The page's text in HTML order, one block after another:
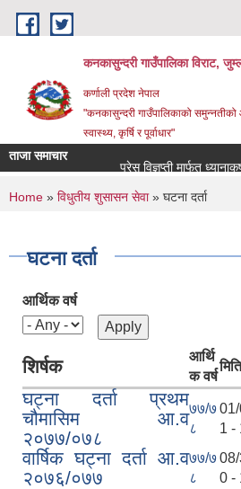
Skip to main content
कनकासुन्दरी गाउँपालिका विराट,
कर्णाली प्रदेश नेपाल
"कनकासुन्दरी गाउँपालिकाको समुन्नतीको
स्वास्थ्य, कृर्षि र पूर्वाधार"
ताजा समाचार
प्रेस विज्ञप्ती मार्फत ध्यानाकर्षण
You are here
Home » विधुतीय शुसासन सेवा» घटना दर्ता
घटना दर्ता
आर्थिक वर्ष
शिर्षक
आर्थि
क वर्ष
मिति
घट्ना दर्ता प्रथम
चौमासिम आ.व
२०७७/०७८
७७/७
८
1 -
वार्षिक घट्ना दर्ता आ.व
२०७६/०७७
७७/७
८
0 -